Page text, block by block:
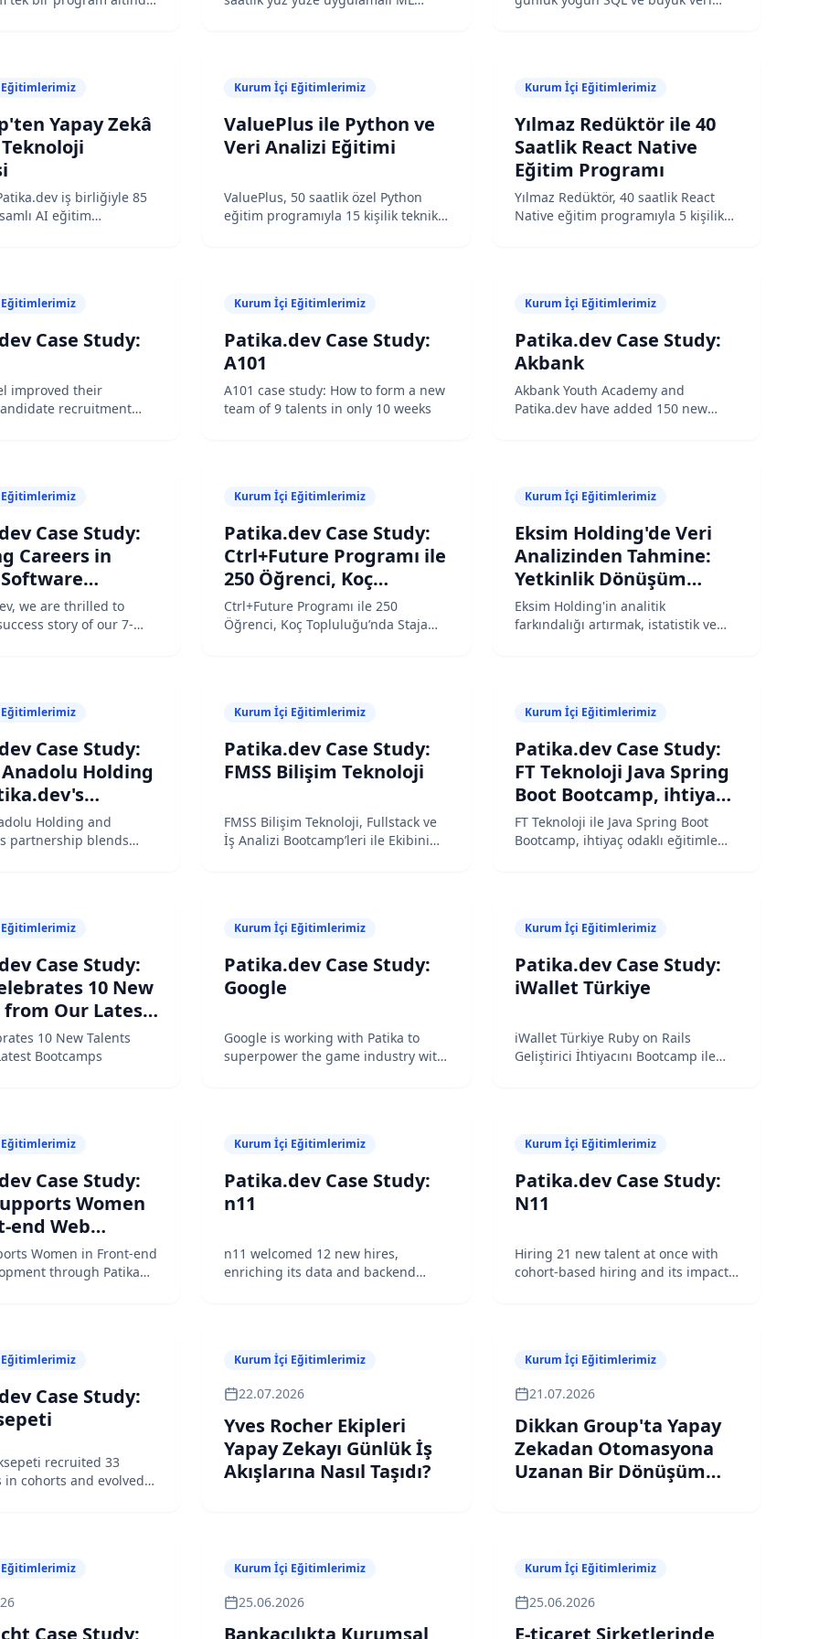
skoru verdi.
Yapay Zekâ
iş birliğiyle 85
AI eğitim
çalışanlar yapay zekâ
ulaştı.
Kurum İçi Eğitimlerimiz
ValuePlus ile Python ve
Veri Analizi Eğitimi
ValuePlus, 50 saatlik özel Python
eğitim programıyla 15 kişilik teknik
Kurum İçi Eğitimlerimiz
Yılmaz Redüktör ile 40
Saatlik React Native
Eğitim Programı
Yılmaz Redüktör, 40 saatlik React
Native eğitim programıyla 5 kişilik
Case Study:
improved their
recruitment
Kurum İçi Eğitimlerimiz
Patika.dev Case Study:
A101
A101 case study: How to form a new
team of 9 talents in only 10 weeks
Kurum İçi Eğitimlerimiz
Patika.dev Case Study:
Akbank
Akbank Youth Academy and
Patika.dev have added 150 new
Case Study:
Careers in
The
FMSS Bilişim’s
we are thrilled to
story of our 7-
transformative
kickstart their careers
exceeding all
Here’s how we made it
Kurum İçi Eğitimlerimiz
Patika.dev Case Study:
Ctrl+Future Programı ile
250 Öğrenci, Koç
Topluluğu’nda Staja
Başladı!
Ctrl+Future Programı ile 250
Öğrenci, Koç Topluluğu’nda Staja
Kurum İçi Eğitimlerimiz
Eksim Holding'de Veri
Analizinden Tahmine:
Yetkinlik Dönüşüm
Yolculuğu
Eksim Holding'in analitik
farkındalığı artırmak, istatistik ve
programın başarı hikayesi.
Case Study:
Anadolu Holding
blends
excellence with
Holding and
partnership blends
Kurum İçi Eğitimlerimiz
Patika.dev Case Study:
FMSS Bilişim Teknoloji
FMSS Bilişim Teknoloji, Fullstack ve
İş Analizi Bootcamp’leri ile Ekibini
Kurum İçi Eğitimlerimiz
Patika.dev Case Study:
FT Teknoloji Java Spring
Boot Bootcamp, ihtiyaç
odaklı eğitimle sektöre
değerli yetenekler
FT Teknoloji ile Java Spring Boot
Bootcamp, ihtiyaç odaklı eğitimle
Case Study:
10 New
from Our Latest
10 New Talents
Bootcamps
Kurum İçi Eğitimlerimiz
Patika.dev Case Study:
Google
Google is working with Patika to
superpower the game industry with
Kurum İçi Eğitimlerimiz
Patika.dev Case Study:
iWallet Türkiye
iWallet Türkiye Ruby on Rails
Geliştirici İhtiyacını Bootcamp ile
Case Study:
Women
end Web
through
Women in Front-end
through Patika
Kurum İçi Eğitimlerimiz
Patika.dev Case Study:
n11
n11 welcomed 12 new hires,
enriching its data and backend
Kurum İçi Eğitimlerimiz
Patika.dev Case Study:
N11
Hiring 21 new talent at once with
cohort-based hiring and its impact
Case Study:
recruited 33
in cohorts and evolved
Kurum İçi Eğitimlerimiz
22.07.2026
Yves Rocher Ekipleri
Yapay Zekayı Günlük İş
Akışlarına Nasıl Taşıdı?
Kurum İçi Eğitimlerimiz
21.07.2026
Dikkan Group'ta Yapay
Zekadan Otomasyona
Uzanan Bir Dönüşüm
Case Study:
Kurum İçi Eğitimlerimiz
25.06.2026
Bankacılıkta Kurumsal
Kurum İçi Eğitimlerimiz
25.06.2026
E-ticaret Şirketlerinde